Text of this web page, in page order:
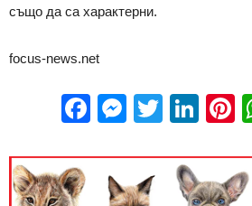
също да са характерни.
focus-news.net
Facebook
Twitter